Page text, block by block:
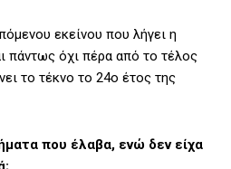
εκείνου που λήγει η
πάντως όχι πέρα από το τέλος
το τέκνο το 24ο έτος της
που έλαβα, ενώ δεν είχα